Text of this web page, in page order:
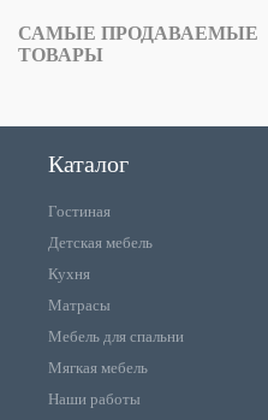
САМЫЕ ПРОДАВАЕМЫЕ
ТОВАРЫ
Каталог
Гостиная
Детская мебель
Кухня
Матрасы
Мебель для спальни
Мягкая мебель
Наши работы